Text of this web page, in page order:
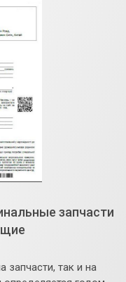
запчасти
запчасти, так и на